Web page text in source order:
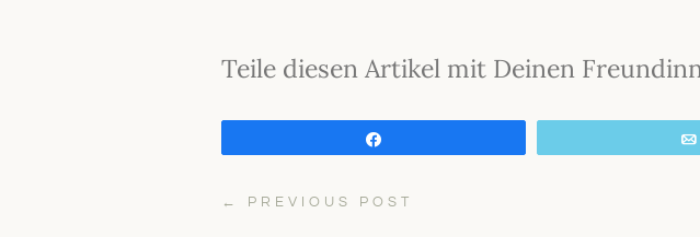
Teile diesen Artikel mit Deinen
← PREVIOUS POST